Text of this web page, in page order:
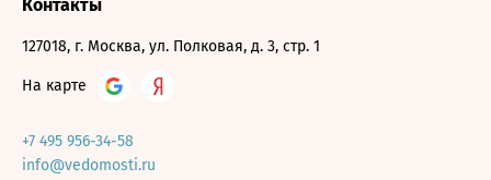
Контакты
127018, г. Москва, ул. Полковая, д. 3, стр. 1
На карте
+7 495 956-34-58
info@vedomosti.ru